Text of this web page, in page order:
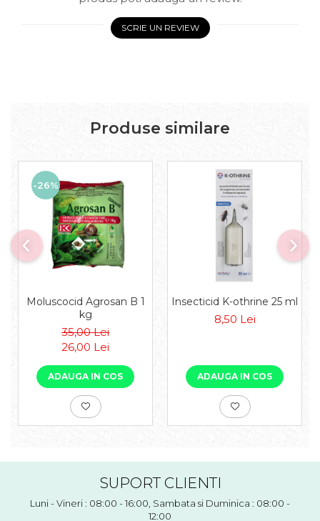
SCRIE UN REVIEW
Produse similare
-26%
Moluscocid Agrosan B 1
kg
35,00 Lei
26,00 Lei
ADAUGA IN COS
Insecticid K-othrine 25 ml
8,50 Lei
ADAUGA IN COS
SUPORT CLIENTI
Luni - Vineri : 08:00 - 16:00, Sambata si Duminica : 08:00 -
12:00